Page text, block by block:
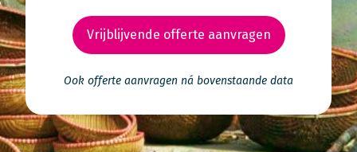
Vrijblijvende offerte aanvragen
Ook offerte aanvragen ná bovenstaande data